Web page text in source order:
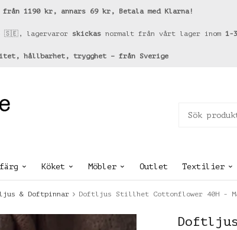
1190 kr, annars 69 kr, Betala med Klarna!
🇸🇪, lagervaror skickas normalt från vårt lager inom 1-
hållbarhet, trygghet – från Sverige
Köket Möbler Outlet Textilier
& Doftpinnar Doftljus Stillhet Cottonflower 40H -